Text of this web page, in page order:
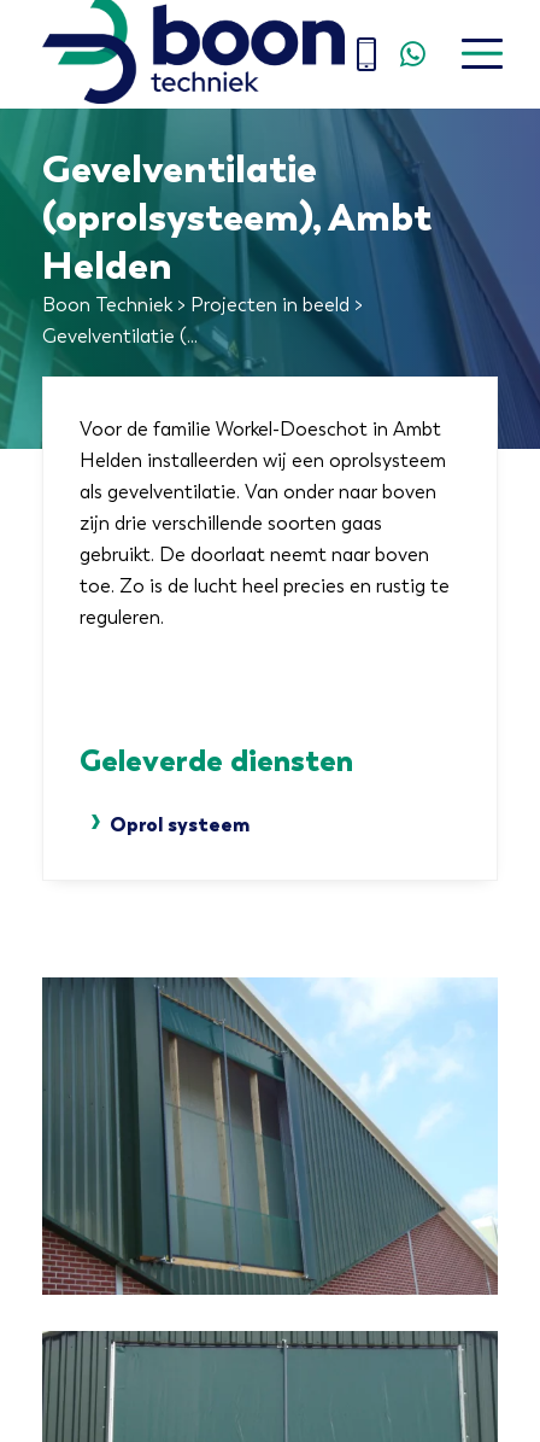
home
diensten
energietechniek
agrotechniek
industrie- en stalgordijnen
projecten
over ons
Gevelventilatie
(oprolsysteem), Ambt
Helden
Boon Techniek> Projecten in beeld >
Gevelventilatie (...
Voor de familie Workel-Doeschot in Ambt
Helden installeerden wij een oprolsysteem
als gevelventilatie. Van onder naar boven
zijn drie verschillende soorten gaas
gebruikt. De doorlaat neemt naar boven
toe. Zo is de lucht heel precies en rustig te
reguleren.
Geleverde diensten
Oprol systeem